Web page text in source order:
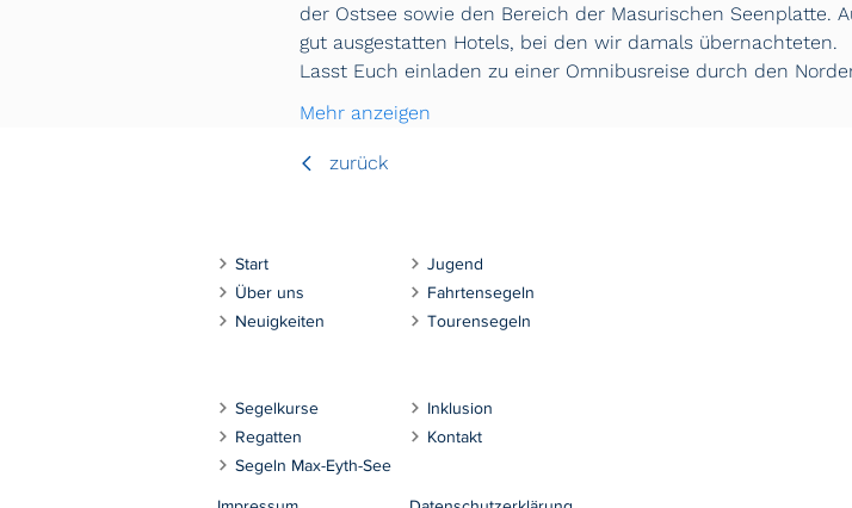
der Ostsee sowie den Bereich der Masurischen Seenplatte.
gut ausgestatten Hotels, bei den wir damals übernachteten.
Lasst Euch einladen zu einer Omnibusreise durch den
Mehr anzeigen
zurück
Start
Über uns
Neuigkeiten
Jugend
Fahrtensegeln
Tourensegeln
Segelkurse
Regatten
Inklusion
Kontakt
Segeln Max-Eyth-See